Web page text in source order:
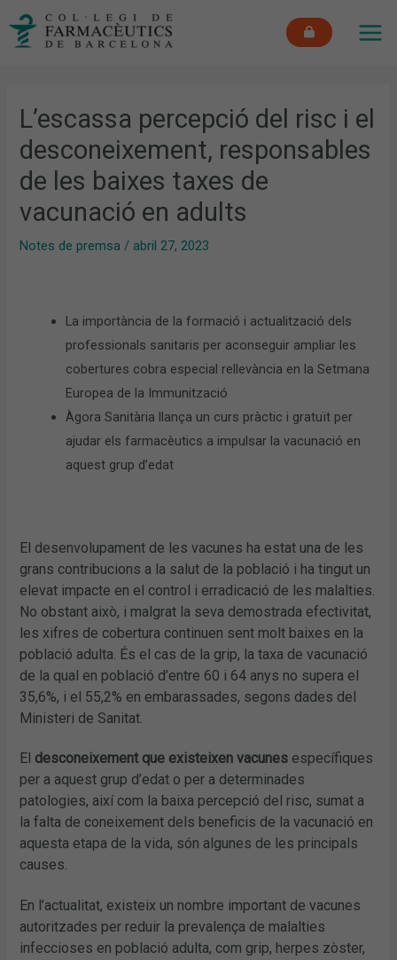
L’escassa percepció del risc i el
desconeixement, responsables
de les baixes taxes de
vacunació en adults
Notes de premsa / abril 27, 2023
La importància de la formació i actualització dels
professionals sanitaris per aconseguir ampliar les
cobertures cobra especial rellevància en la Setmana
Europea de la Immunització
Àgora Sanitària llança un curs pràctic i gratuït per
ajudar els farmacèutics a impulsar la vacunació en
aquest grup d’edat
El desenvolupament de les vacunes ha estat una de les
grans contribucions a la salut de la població i ha tingut un
elevat impacte en el control i erradicació de les malalties.
No obstant això, i malgrat la seva demostrada efectivitat,
les xifres de cobertura continuen sent molt baixes en la
població adulta. És el cas de la grip, la taxa de vacunació
de la qual en població d’entre 60 i 64 anys no supera el
35,6%, i el 55,2% en embarassades, segons dades del
Ministeri de Sanitat.
El desconeixement que existeixen vacunes específiques
per a aquest grup d’edat o per a determinades
patologies, així com la baixa percepció del risc, sumat a
la falta de coneixement dels beneficis de la vacunació en
aquesta etapa de la vida, són algunes de les principals
causes.
En l’actualitat, existeix un nombre important de vacunes
autoritzades per reduir la prevalença de malalties
infeccioses en població adulta, com grip, herpes zòster,